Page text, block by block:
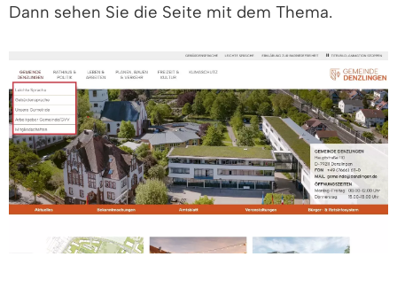
Dann sehen Sie die Seite mit dem Thema.